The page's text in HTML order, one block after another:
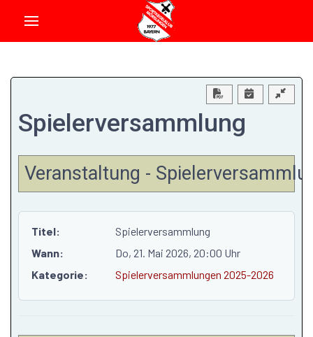
Download PDF
Spielerversammlung
Veranstaltung -
Titel:
Spielerversammlung
Wann:
Do, 21. Mai 2026, 20:00 Uhr
Kategorie:
Spielerversammlungen 2025-2026